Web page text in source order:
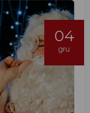
04
gru